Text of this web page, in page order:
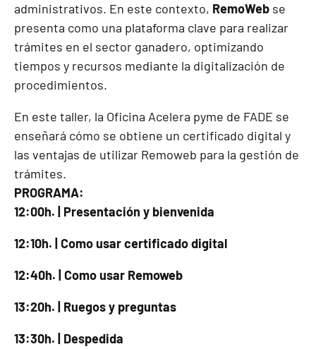
administrativos. En este contexto, RemoWeb se
presenta como una plataforma clave para realizar
trámites en el sector ganadero, optimizando
tiempos y recursos mediante la digitalización de
procedimientos.
En este taller, la Oficina Acelera pyme de FADE se
enseñará cómo se obtiene un certificado digital y
las ventajas de utilizar Remoweb para la gestión de
trámites.
PROGRAMA:
12:00h. | Presentación y bienvenida
12:10h. | Como usar certificado digital
12:40h. | Como usar Remoweb
13:20h. | Ruegos y preguntas
13:30h. | Despedida